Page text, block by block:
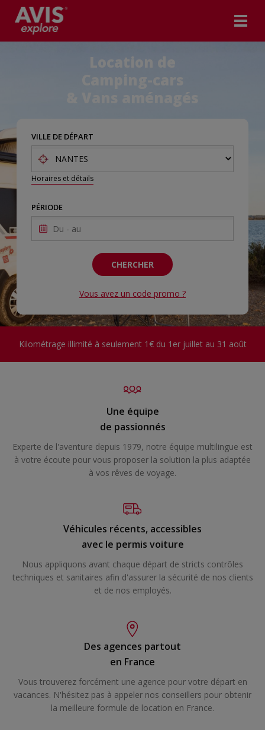
Location de
Camping-cars
VILLE DE DÉPART
Horaires et détails
PÉRIODE
CHERCHER
Vous avez un code promo ?
Kilométrage illimité à seulement 1€ du 1er juillet au 31 août
Une équipe
de passionnés
Experte de l'aventure depuis 1979, notre équipe multilingue est
à votre écoute pour vous proposer la solution la plus adaptée
à vos rêves de voyage.
Véhicules récents, accessibles
avec le permis voiture
Nous appliquons avant chaque départ de stricts contrôles
techniques et sanitaires afin d'assurer la sécurité de nos clients
et de nos employés.
Des agences partout
en France
Vous trouverez forcément une agence pour votre départ en
vacances. N'hésitez pas à appeler nos conseillers pour obtenir
la meilleure formule de location en France.